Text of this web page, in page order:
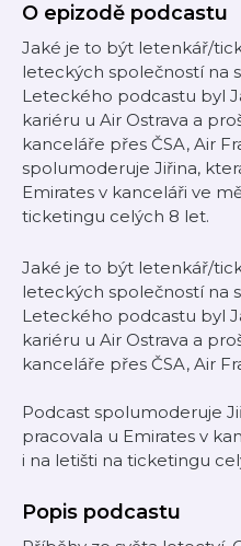
O epizodě podcastu
Jaké je to být letenkář/
leteckých společností na
Leteckého podcastu byl
kariéru u Air Ostrava a
kanceláře přes ČSA, Air
spolumoderuje Jiřina,
Emirates v kanceláři ve
ticketingu celých 8 let.
Jaké je to být letenkář/
leteckých společností na
Leteckého podcastu byl
kariéru u Air Ostrava a
kanceláře přes ČSA, Air
Podcast spolumoderuje
pracovala u Emirates v
i na letišti na ticketingu
Popis podcastu